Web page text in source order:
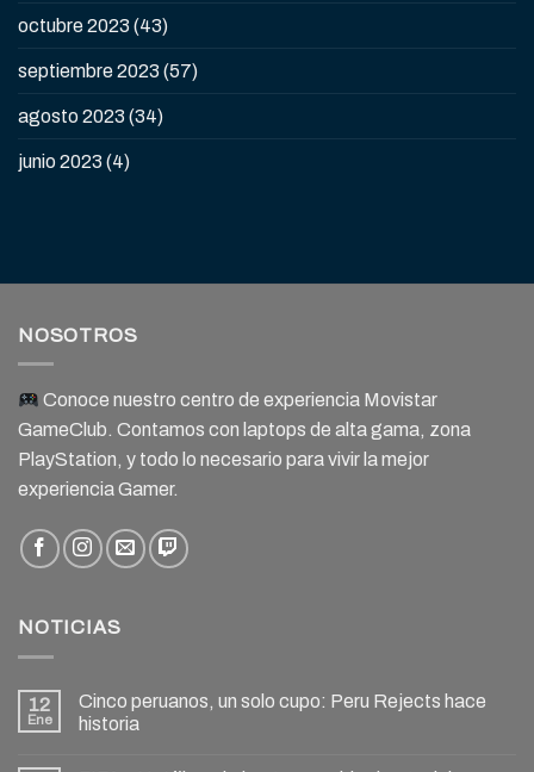
octubre 2023 (43)
septiembre 2023 (57)
agosto 2023 (34)
junio 2023 (4)
NOSOTROS
Conoce nuestro centro de experiencia Movistar
GameClub. Contamos con laptops de alta gama, zona
PlayStation, y todo lo necesario para vivir la mejor
experiencia Gamer.
NOTICIAS
12
Ene
Cinco peruanos, un solo cupo: Peru Rejects hace
historia